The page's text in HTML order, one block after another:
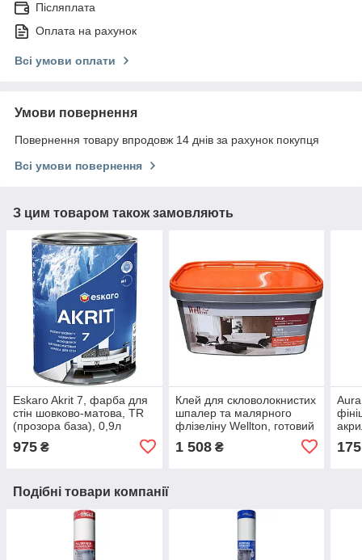
Післяплата
Оплата на рахунок
Всі умови оплати
Умови повернення
Повернення товару впродовж 14 днів за рахунок покупця
Всі умови повернення
З цим товаром також замовляють
Eskaro Akrit 7, фарба для
стін шовково-матова, TR
(прозора база), 0,9л
975 ₴
Клей для скловолокнистих
шпалер та малярного
флізеліну Wellton, готовий
1 508₴ 175
Подібні товари компанії